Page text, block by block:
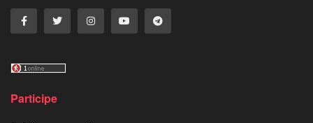
Participe